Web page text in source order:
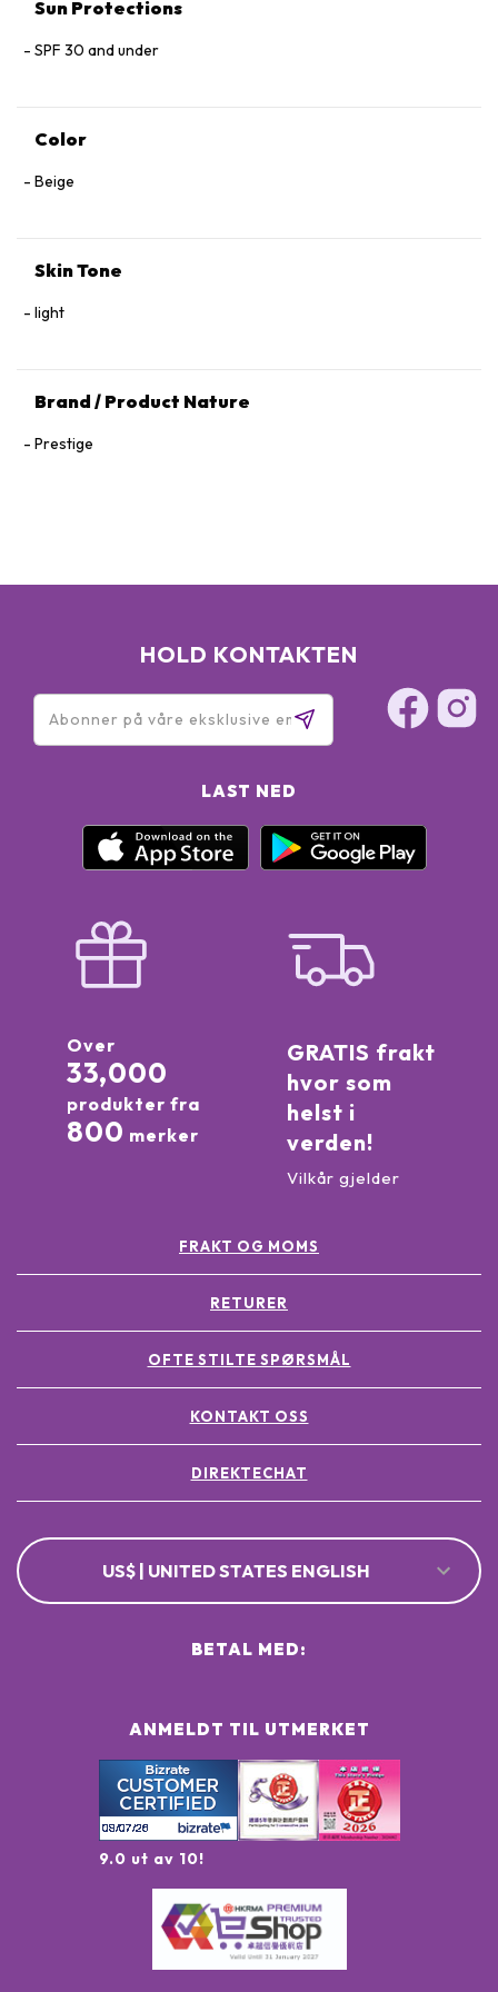
Sun Protections
SPF 30 and under
Color
Beige
Skin Tone
light
Brand / Product Nature
Prestige
HOLD KONTAKTEN
LAST NED
Over
33,000
produkter fra
800 merker
GRATIS frakt
hvor som
helst i
verden!
Vilkår gjelder
FRAKT OG MOMS
RETURER
OFTE STILTE SPØRSMÅL
KONTAKT OSS
DIREKTECHAT
US$ | UNITED STATES ENGLISH
ANMELDT TIL UTMERKET
9.0 ut av 10!
BETAL MED: